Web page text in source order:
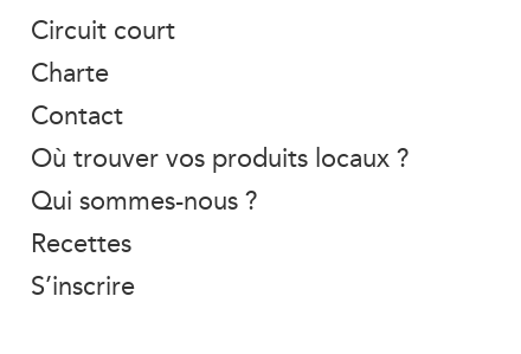
Circuit court
Charte
Contact
Où trouver vos produits locaux ?
Qui sommes-nous ?
Recettes
S’inscrire